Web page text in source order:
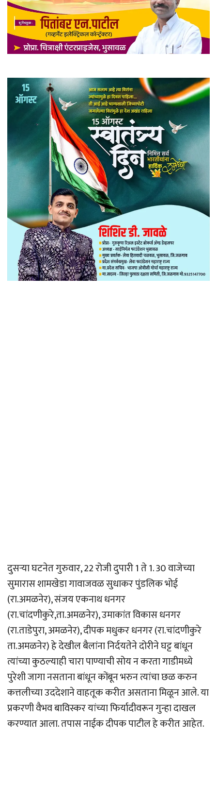
दुसर्‍या घटनेत गुरुवार, 22 रोजी दुपारी 1 ते 1. 30 वाजेच्या
सुमारास शामखेडा गावाजवळ सुधाकर पुंडलिक भोई
(रा.अमळनेर), संजय एकनाथ धनगर
(रा.चांदणीकुरे,ता.अमळनेर), उमाकांत विकास धनगर
(रा.ताडेपुरा, अमळनेर), दीपक मधुकर धनगर (रा.चांदणीकुरे
ता.अमळनेर) हे देखील बैलांना निर्दयतेने दोरीने घट्ट बांधून
त्यांच्या कुठल्याही चारा पाण्याची सोय न करता गाडीमध्ये
पुरेशी जागा नसताना बांधून कोंबून भरुन त्यांचा छळ करुन
कत्तलीच्या उददेशाने वाहतूक करीत असताना मिळून आले. या
प्रकरणी वैभव बाविस्कर यांच्या फिर्यादीवरून गुन्हा दाखल
करण्यात आला. तपास नाईक दीपक पाटील हे करीत आहेत.